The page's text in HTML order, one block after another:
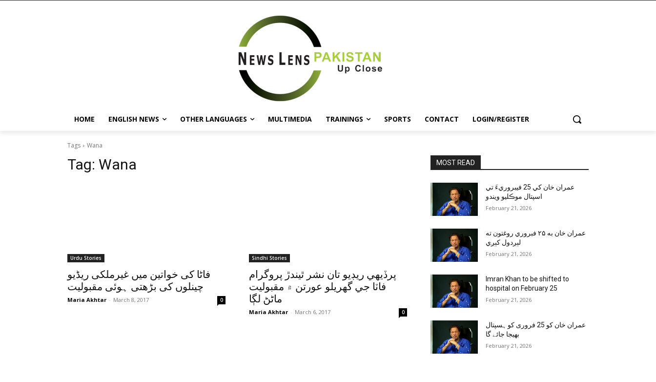
HOME ENGLISH NEWS OTHER LANGUAGES MULTIMEDIA TRAININGS SPORTS CONTACT LOGIN/REGISTER
Tags Wana
Tag: Wana
Urdu Stories
فاٹا کی خواتین میں غیرملکی ریڈیو
چینلوں کی بڑھتی ہوئی مقبولیت
Maria Akhtar - March 8, 2017 0
Sindhi Stories
پرڏيهي ريڊيو تان نشر ٿيندڙ پروگرام
فاٽا جي گھريلو عورتن ۾ مقبوليت
ماڻڻ لڳا
Maria Akhtar - March 6, 2017 0
MOST READ
عمران خان کي 25 فيبروريءَ تي
اسپتال موڪليو ويندو
February 21, 2026
عمران خان به ۲۵ فبروري روغتون ته
لېږدول کېږي
February 21, 2026
Imran Khan to be shifted to
hospital on February 25
February 21, 2026
عمران خان کو 25 فروری کو ہسپتال
بھیجا جائے گا
February 21, 2026